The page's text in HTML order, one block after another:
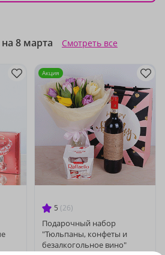
8 марта Смотреть все
5 (26)
Подарочный набор
"Тюльпаны, конфеты и
безалкогольное вино"
Акция